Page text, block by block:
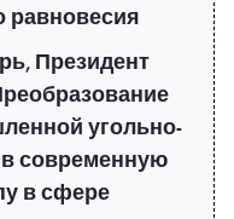
равновесия
Президент
угольно-
современную
в сфере